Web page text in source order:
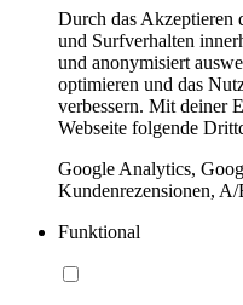
Durch das Akzeptieren
und Surfverhalten
und anonymisiert
optimieren und das
verbessern. Mit deiner
Webseite folgende
Google Analytics,
Kundenrezensionen,
Funktional